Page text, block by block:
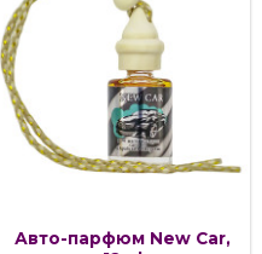
Авто-парфюм New Car,